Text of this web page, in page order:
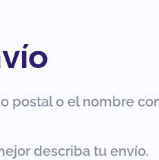
postal o el nombre
describa tu envío.